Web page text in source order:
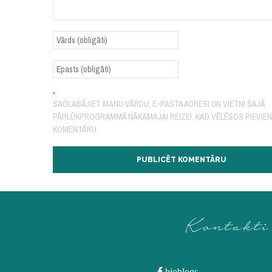
SAGLABĀJIET MANU VĀRDU, E-PASTA ADRESI UN VIETNI ŠAJĀ
PĀRLŪKPROGRAMMĀ NĀKAMAJAI REIZEI, KAD VĒLĒŠOS
KOMENTĀRU.
Kontakti